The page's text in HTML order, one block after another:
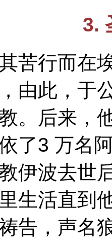
3.
苦行而在
由此，于
。后来，
了3 万名
伊波去世
生活直到
告，声名